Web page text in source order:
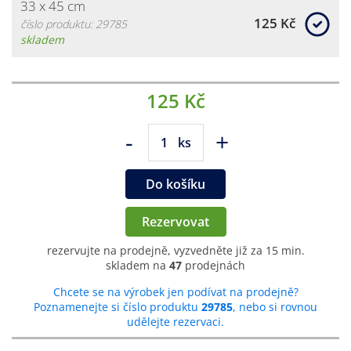
33 x 45 cm
číslo produktu: 29785
skladem
125 Kč
125 Kč
- ks +
Do košíku
Rezervovat
rezervujte na prodejně, vyzvedněte již za 15 min.
skladem na 47 prodejnách
Chcete se na výrobek jen podívat na prodejně?
Poznamenejte si číslo produktu 29785, nebo si rovnou
udělejte rezervaci.